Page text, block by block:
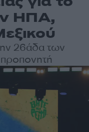
ΗΠΑ,
26άδα των